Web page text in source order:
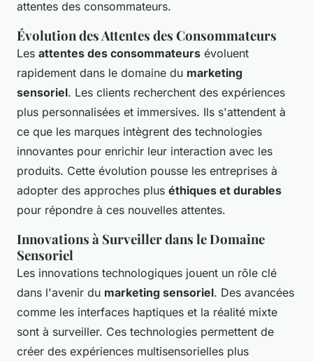
attentes des consommateurs.
Évolution des Attentes des Consommateurs
Les attentes des consommateurs évoluent
rapidement dans le domaine du marketing
sensoriel. Les clients recherchent des expériences
plus personnalisées et immersives. Ils s'attendent à
ce que les marques intègrent des technologies
innovantes pour enrichir leur interaction avec les
produits. Cette évolution pousse les entreprises à
adopter des approches plus éthiques et durables
pour répondre à ces nouvelles attentes.
Innovations à Surveiller dans le Domaine
Sensoriel
Les innovations technologiques jouent un rôle clé
dans l'avenir du marketing sensoriel. Des avancées
comme les interfaces haptiques et la réalité mixte
sont à surveiller. Ces technologies permettent de
créer des expériences multisensorielles plus